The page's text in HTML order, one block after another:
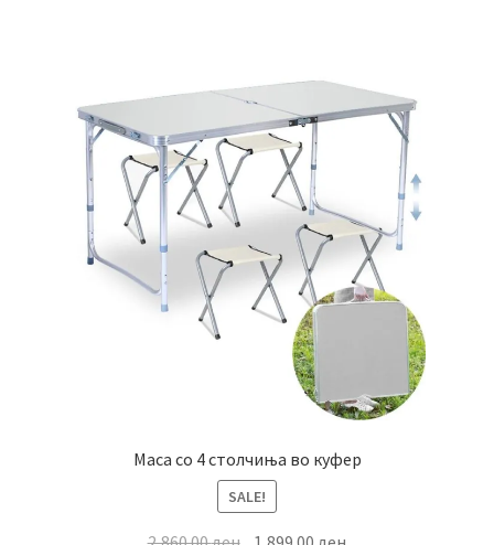
Маса со 4 столчиња во куфер
SALE!
Original